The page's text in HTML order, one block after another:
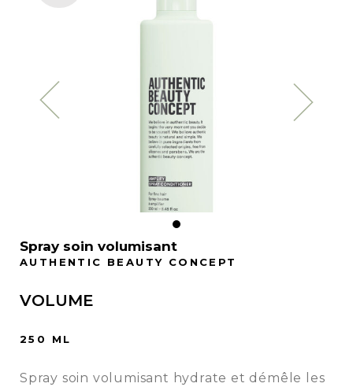
Spray soin volumisant
AUTHENTIC BEAUTY CONCEPT
VOLUME
250 ML
Spray soin volumisant hydrate et démêle les